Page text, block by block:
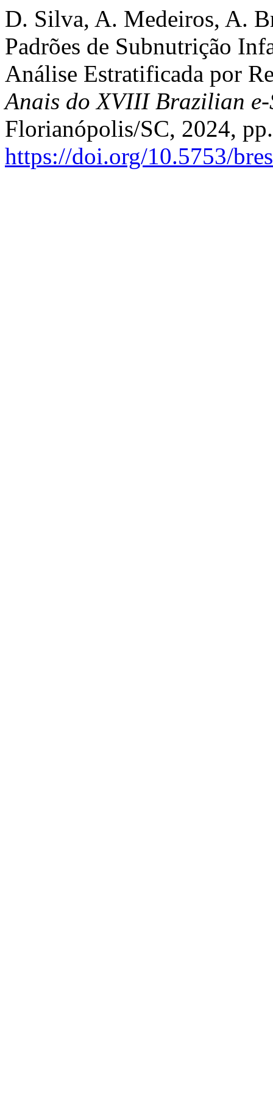
D. Silva, A. Medeiros, A.
Padrões de Subnutrição
Análise Estratificada por
Anais do XVIII Brazilian e-
Florianópolis/SC, 2024,
https://doi.org/10.5753/